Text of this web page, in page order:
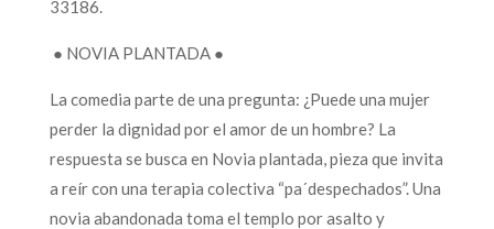
33186.
● NOVIA PLANTADA ●
La comedia parte de una pregunta: ¿Puede una mujer
perder la dignidad por el amor de un hombre? La
respuesta se busca en Novia plantada, pieza que invita
a reír con una terapia colectiva “pa´despechados”. Una
novia abandonada toma el templo por asalto y